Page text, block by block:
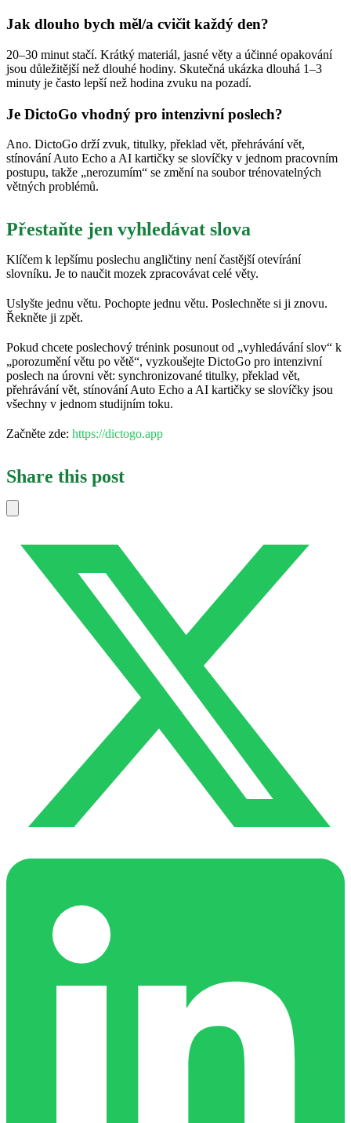
Jak dlouho bych měl/a cvičit každý den?
20–30 minut stačí. Krátký materiál, jasné věty a účinné opakování
jsou důležitější než dlouhé hodiny. Skutečná ukázka dlouhá 1–3
minuty je často lepší než hodina zvuku na pozadí.
Je DictoGo vhodný pro intenzivní poslech?
Ano. DictoGo drží zvuk, titulky, překlad vět, přehrávání vět,
stínování Auto Echo a AI kartičky se slovíčky v jednom pracovním
postupu, takže „nerozumím“ se změní na soubor trénovatelných
větných problémů.
Přestaňte jen vyhledávat slova
Klíčem k lepšímu poslechu angličtiny není častější otevírání
slovníku. Je to naučit mozek zpracovávat celé věty.
Uslyšte jednu větu. Pochopte jednu větu. Poslechněte si ji znovu.
Řekněte ji zpět.
Pokud chcete poslechový trénink posunout od „vyhledávání slov“ k
„porozumění větu po větě“, vyzkoušejte DictoGo pro intenzivní
poslech na úrovni vět: synchronizované titulky, překlad vět,
přehrávání vět, stínování Auto Echo a AI kartičky se slovíčky jsou
všechny v jednom studijním toku.
Začněte zde: https://dictogo.app
Share this post